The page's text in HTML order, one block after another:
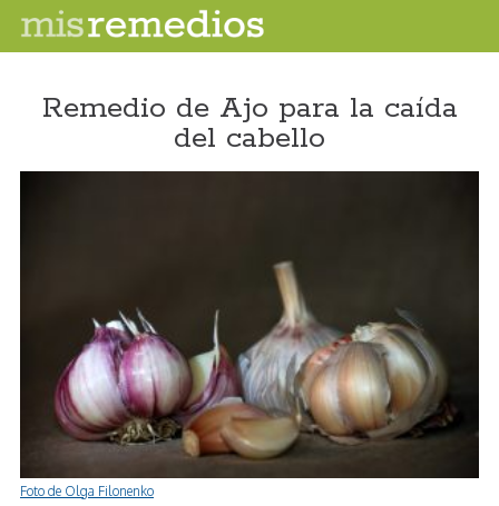
Remedio de Ajo para la caída
del cabello
Foto de Olga Filonenko